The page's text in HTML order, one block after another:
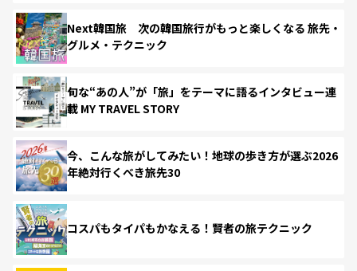
Next韓国旅 次の韓国旅行がもっと楽しくなる 旅先・
グルメ・テクニック
旬な“あの人”が「旅」をテーマに語るインタビュー連
載 MY TRAVEL STORY
今、こんな旅がしてみたい！地球の歩き方が選ぶ2026
年絶対行くべき旅先30
コスパもタイパもかなえる！賢者の旅テクニック